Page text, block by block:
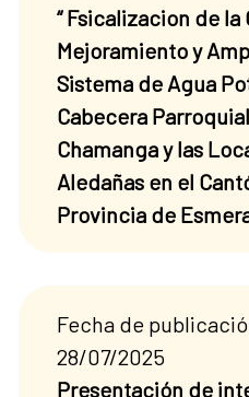
“ Fsicalizacion de la
Mejoramiento y
Sistema de Agua
Cabecera
Chamanga y las
Aledañas en el
Provincia de
Fecha de
28/07/2025
Presentación de